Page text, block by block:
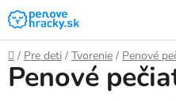
Prejsť
na
obsah
Domov
/ Pre deti / Tvorenie / Penové
Penové